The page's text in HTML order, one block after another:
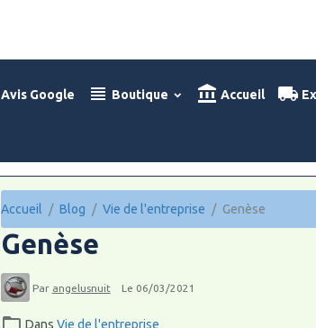
Avis Google Boutique Accueil
Accueil Blog Vie de l'entreprise Genèse
Genèse
Par angelusnuit Le 06/03/2021
Dans Vie de l'entreprise